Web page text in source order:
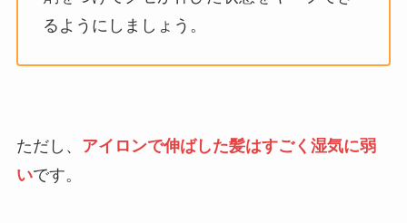
るようにしましょう。
ただし、 アイロンで伸ばした髪はすごく湿気に弱
いです。